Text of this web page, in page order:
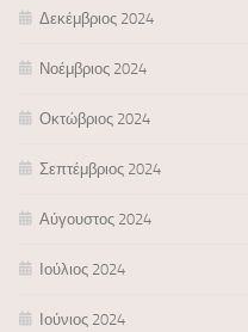
Δεκέμβριος 2024
Νοέμβριος 2024
Οκτώβριος 2024
Σεπτέμβριος 2024
Αύγουστος 2024
Ιούλιος 2024
Ιούνιος 2024